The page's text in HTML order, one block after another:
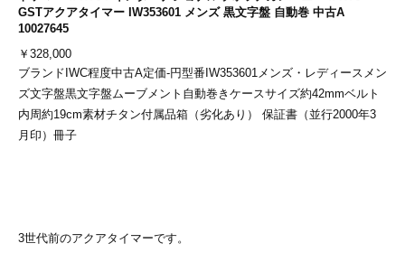
GSTアクアタイマー IW353601 メンズ 黒文字盤 自動巻 中古A
10027645
￥ 328,000
ブランドIWC程度中古A定価-円型番IW353601メンズ・レディースメン
ズ文字盤黒文字盤ムーブメント自動巻きケースサイズ約42mmベルト
内周約19cm素材チタン付属品箱（劣化あり） 保証書（並行2000年3
月印）冊子
3世代前のアクアタイマーです。